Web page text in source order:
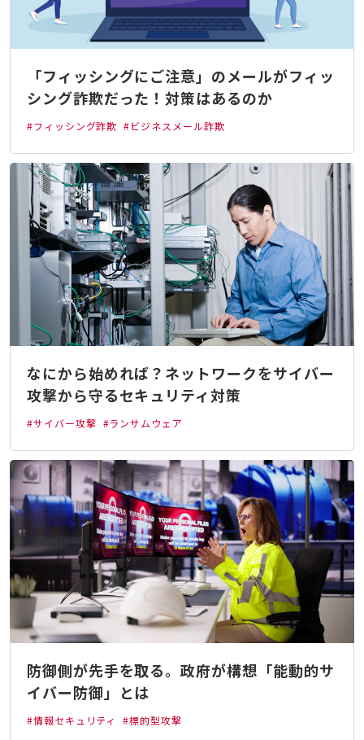
「フィッシングにご注意」のメールがフィッ
シング詐欺だった！対策はあるのか
#フィッシング詐欺 #ビジネスメール詐欺
なにから始めれば？ネットワークをサイバー
攻撃から守るセキュリティ対策
#サイバー攻撃 #ランサムウェア
防御側が先手を取る。政府が構想「能動的サ
イバー防御」とは
#情報セキュリティ #標的型攻撃